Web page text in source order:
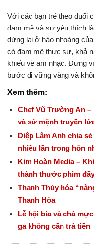
Với các bạn trẻ theo đuổi
đam mê và sự yêu thích
dừng lại ở hào nhoáng
có đam mê thực sự, khả
khiếu về âm nhạc. Đừng
bước đi vững vàng và
Xem thêm:
Chef Vũ Trường An –
và sứ mệnh truyền
Diệp Lâm Anh chia
nhiều lần trong hôn
Kim Hoàn Media –
thành thước phim
Thanh Thủy hóa
Thanh Hòa
Lễ hội bia và chả
ga không cần trả tiền